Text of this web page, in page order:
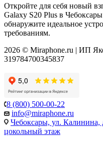
Откройте для себя новый
Galaxy S20 Plus в
обнаружите идеальное
требованиям.
2026 © Miraphone.ru | ИП
319784700345837
8 (800) 500-00-22
info@miraphone.ru
Чебоксары, ул.
цокольный этаж